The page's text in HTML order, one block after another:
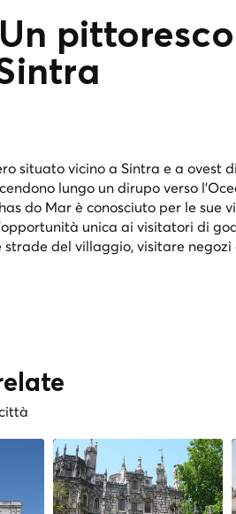
situato vicino a Sintra e a ovest
lungo un dirupo verso
do Mar è conosciuto per le sue
unica ai visitatori di
del villaggio, visitare